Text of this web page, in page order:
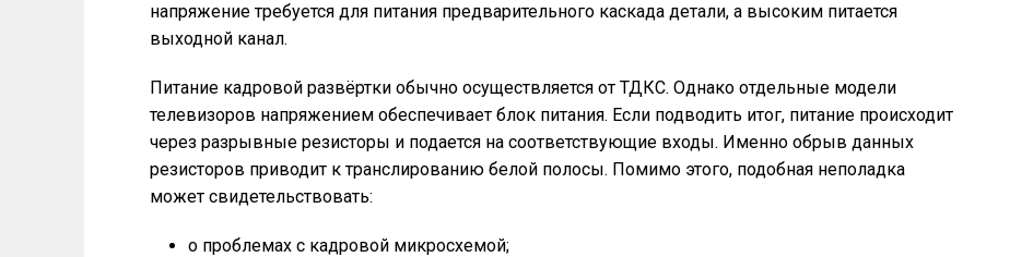
напряжение требуется для питания предварительного каскада детали, а высоким питается
выходной канал.
Питание кадровой развёртки обычно осуществляется от ТДКС. Однако отдельные модели
телевизоров напряжением обеспечивает блок питания. Если подводить итог, питание происходит
через разрывные резисторы и подается на соответствующие входы. Именно обрыв данных
резисторов приводит к транслированию белой полосы. Помимо этого, подобная неполадка
может свидетельствовать:
о проблемах с кадровой микросхемой;